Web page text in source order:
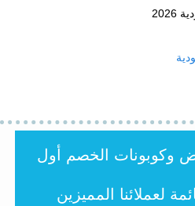
وكوبونات الخصم أول
لعملائنا المميزين